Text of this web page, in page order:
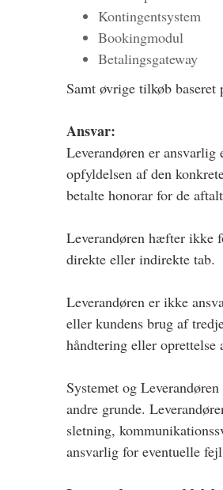
Kontingentsystem
Bookingmodul
Betalingsgateway
Samt øvrige tilkøb baseret
Ansvar:
Leverandøren er
opfyldelsen af den
betalte honorar for de
Leverandøren hæfter ikke
direkte eller indirekte tab.
Leverandøren er ikke
eller kundens brug af
håndtering eller oprettelse
Systemet og
andre grunde.
sletning,
ansvarlig for eventuelle